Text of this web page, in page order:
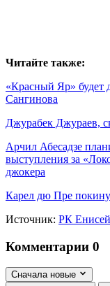
Читайте также:
«Красный Яр» будет
Сангинова
Джурабек Джураев,
Арчил Абесадзе
выступления за
джокера
Карел дю Пре
Источник: РК
Комментарии 0
Сначала новые